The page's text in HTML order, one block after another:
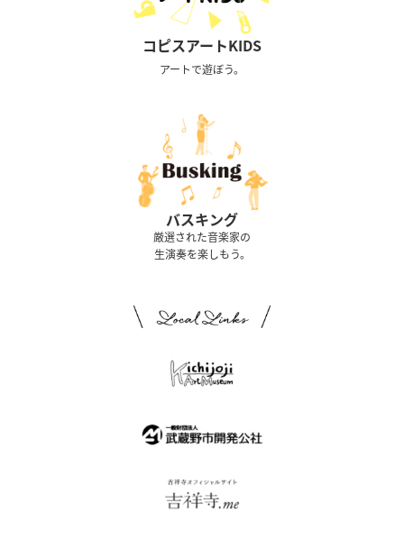
コピスアートKIDS
アートで遊ぼう。
バスキング
厳選された音楽家の
生演奏を楽しもう。